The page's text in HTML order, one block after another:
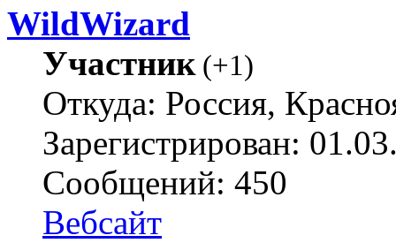
WildWizard
Участник(+1)
Откуда: Россия,
Зарегистрирован:
Сообщений: 450
Вебсайт